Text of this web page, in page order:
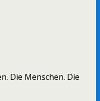
Die Menschen. Die